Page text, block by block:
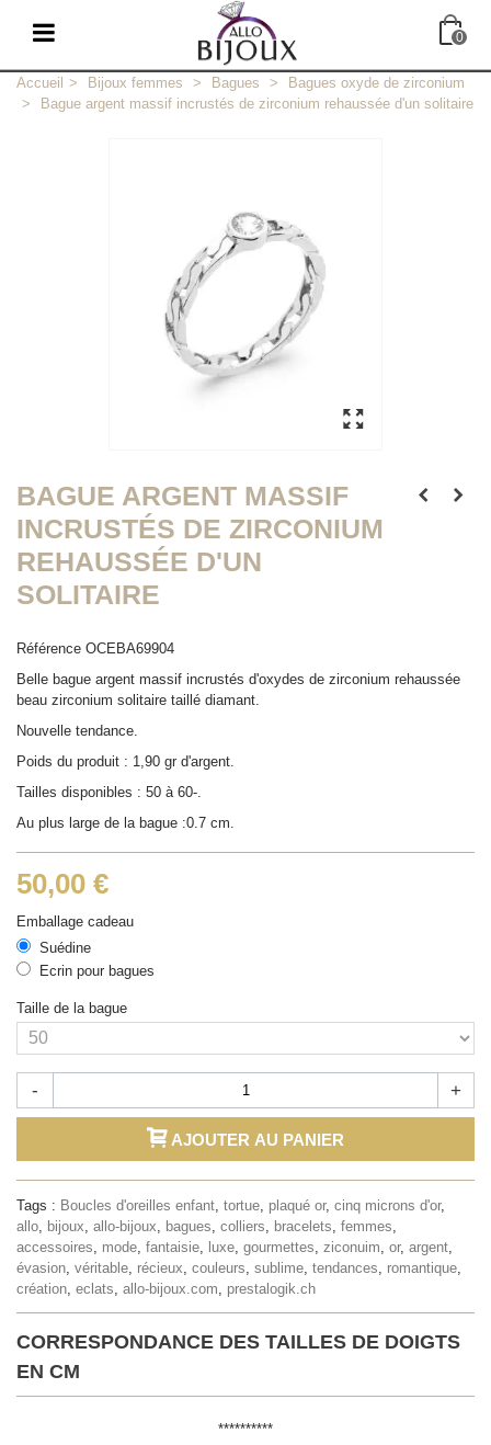
0
Accueil > Bijoux femmes > Bagues >
Bagues oxyde de zirconium
>
Bague argent massif incrustés de zirconium rehaussée d'un solitaire
BAGUE ARGENT MASSIF
INCRUSTÉS DE ZIRCONIUM
REHAUSSÉE D'UN
SOLITAIRE
Référence OCEBA69904
Belle bague argent massif incrustés d'oxydes de zirconium rehaussée
beau zirconium solitaire taillé diamant.
Nouvelle tendance.
Poids du produit : 1,90 gr d'argent.
Tailles disponibles : 50 à 60-.
Au plus large de la bague :0.7 cm.
50,00 €
Emballage cadeau
Suédine
Ecrin pour bagues
Taille de la bague
- +
AJOUTER AU PANIER
Tags : Boucles d'oreilles enfant, tortue, plaqué or, cinq microns d'or,
allo, bijoux, allo-bijoux, bagues, colliers, bracelets, femmes,
accessoires, mode, fantaisie, luxe, gourmettes, ziconuim, or, argent,
évasion, véritable, récieux, couleurs, sublime, tendances, romantique,
création, eclats, allo-bijoux.com, prestalogik.ch
CORRESPONDANCE DES TAILLES DE DOIGTS
EN CM
**********